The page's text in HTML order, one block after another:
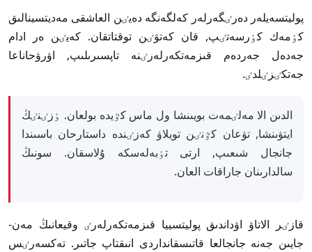
پوليتسەيلەر دەرٸگەرلەر كەلگەنگە دەيٸن العاشقى مەديتسينالىق
كٶمەك كٶرسەتٸپ, قان كەتۋٸن توقتاتقان. كەيٸن ەر ادام
جەدەل جەردەم قىزمەتكەرلەرٸنە تاپسىرىلىپ, اۋرۋحاناعا
جەتكٸزٸلدٸ.
الدىن الا مەلٸمەت بويىنشا ول ماس كٷيدە بولعان. ٶزٸنٸڭ
ايتۋىنشا, تۋعان كٷنٸن تويلاۋ كەزٸندە داستارحان باسىندا
جانجال شىعىپ, ارتى تٶبەلەسكە ۇلاسقان. سونىڭ
سالدارىنان جاراقات العان.
قازٸر الاتاۋ اۋداندىق پوليتسييا قىزمەتكەرلەرٸ وقيعانىڭ مەن-
جايىن جەنە جانجالعا قاتىسقانداردى انىقتاپ جاتىر. تەكسەرٸس